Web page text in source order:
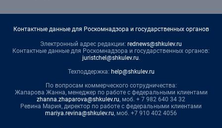
Контактные данные для Роскомнадзора и государственных органов
Электронный адрес редакции: rednews@shkulev.ru
Контактные данные для Роскомнадзора и государственных органов:
juristchel@shkulev.ru.
Техподдержка: help@shkulev.ru
По вопросам коммерческого сотрудничества:
Жапарова Жанна, менеджер по работе с федеральными клиентами
zhanna.zhaparova@shkulev.ru, моб. + 7 982 640 34 32
Ревина Мария, директор по работе с федеральными клиентами
mariya.revina@shkulev.ru, моб. +7 910 402 4056